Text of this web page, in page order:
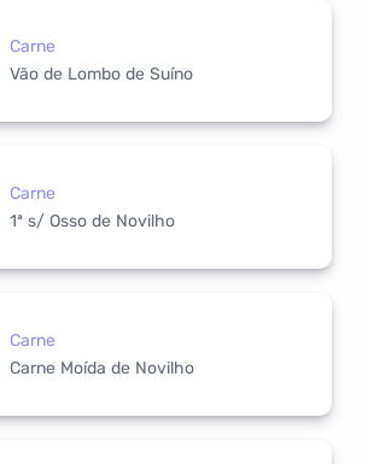
Carne
Vão de Lombo de Suíno
Carne
1ª s/ Osso de Novilho
Carne
Carne Moída de Novilho